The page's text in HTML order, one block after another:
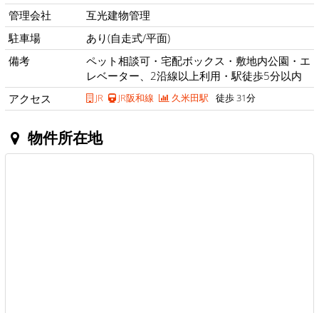
管理会社
互光建物管理
駐車場
あり(自走式/平面)
備考
ペット相談可・宅配ボックス・敷地内公園・エ
レベーター、2沿線以上利用・駅徒歩5分以内
アクセス
JR JR阪和線 久米田駅 徒歩 31分
物件所在地